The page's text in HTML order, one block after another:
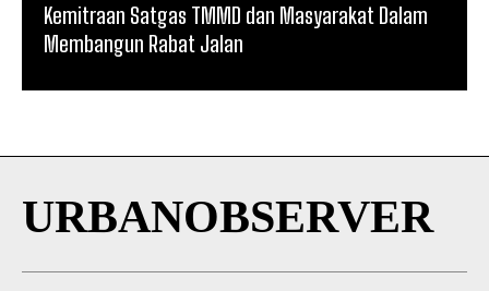
Kemitraan Satgas TMMD dan Masyarakat Dalam
Membangun Rabat Jalan
URBANOBSERVER